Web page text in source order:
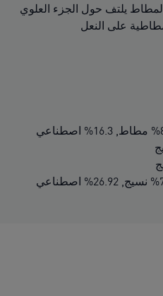
يلتف حول الجزء العلوي
على النعل